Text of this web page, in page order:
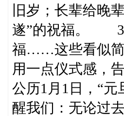
旧岁；长辈给晚
遂”的祝福。 3.
福……这些看似简
用一点仪式感，
公历1月1日，“元
醒我们：无论过